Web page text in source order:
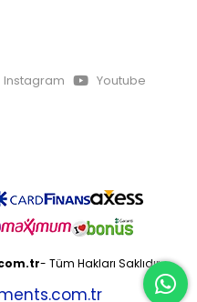
Instagram Youtube
- Tüm Hakları Saklıdır.